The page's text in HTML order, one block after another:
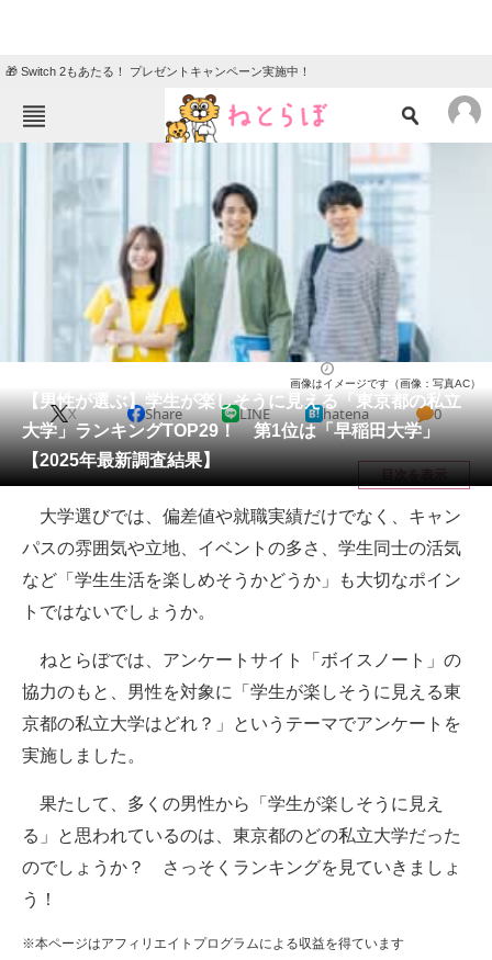
🎁 Switch 2もあたる！ プレゼントキャンペーン実施中！
ねとらぼメニュー
クイズ
地域
教育・育児
リサーチ
会員記事
メディア
注目記事を集めた総合ページ
ITの今と未来を見通す
スマホと通信の最新トレンド
好きが集まる 比べて選べる
ビジネスと働き方のヒント
経営リーダーのコミュニティ
【男性が選ぶ】学生が楽しそうに見える「東京都の私立
大学」ランキングTOP29！ 第1位は「早稲田大学」
【2025年最新調査結果】
画像はイメージです（画像：写真AC）
X Share LINE hatena 0
目次を表示
大学選びでは、偏差値や就職実績だけでなく、キャン
パスの雰囲気や立地、イベントの多さ、学生同士の活気
など「学生生活を楽しめそうかどうか」も大切なポイン
トではないでしょうか。
ねとらぼでは、アンケートサイト「ボイスノート」の
協力のもと、男性を対象に「学生が楽しそうに見える東
京都の私立大学はどれ？」というテーマでアンケートを
実施しました。
果たして、多くの男性から「学生が楽しそうに見え
る」と思われているのは、東京都のどの私立大学だった
のでしょうか？ さっそくランキングを見ていきましょ
う！
※本ページはアフィリエイトプログラムによる収益を得ています